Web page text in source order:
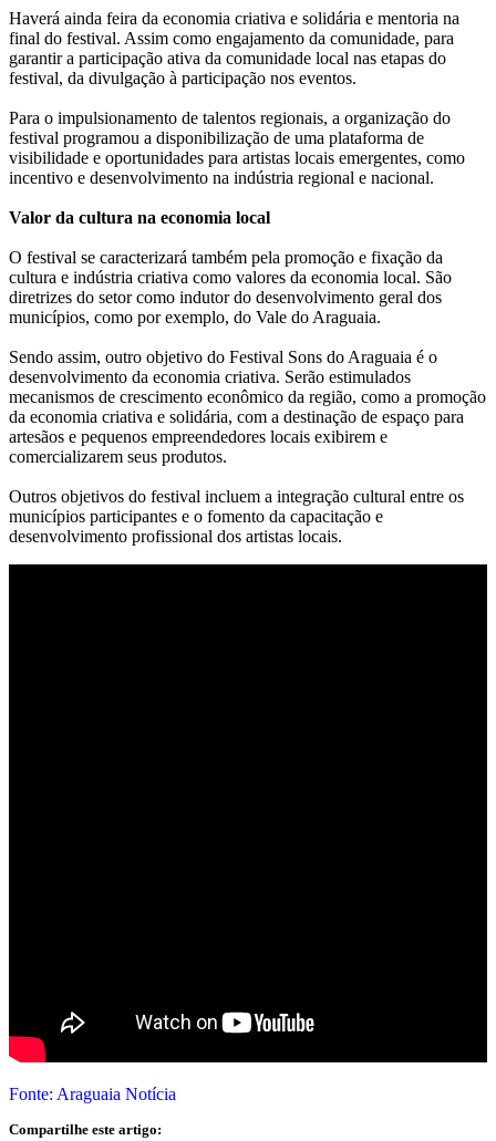
Haverá ainda feira da economia criativa e solidária e mentoria na
final do festival. Assim como engajamento da comunidade, para
garantir a participação ativa da comunidade local nas etapas do
festival, da divulgação à participação nos eventos.
Para o impulsionamento de talentos regionais, a organização do
festival programou a disponibilização de uma plataforma de
visibilidade e oportunidades para artistas locais emergentes, como
incentivo e desenvolvimento na indústria regional e nacional.
Valor da cultura na economia local
O festival se caracterizará também pela promoção e fixação da
cultura e indústria criativa como valores da economia local. São
diretrizes do setor como indutor do desenvolvimento geral dos
municípios, como por exemplo, do Vale do Araguaia.
Sendo assim, outro objetivo do Festival Sons do Araguaia é o
desenvolvimento da economia criativa. Serão estimulados
mecanismos de crescimento econômico da região, como a promoção
da economia criativa e solidária, com a destinação de espaço para
artesãos e pequenos empreendedores locais exibirem e
comercializarem seus produtos.
Outros objetivos do festival incluem a integração cultural entre os
municípios participantes e o fomento da capacitação e
desenvolvimento profissional dos artistas locais.
Fonte: Araguaia Notícia
Compartilhe este artigo: